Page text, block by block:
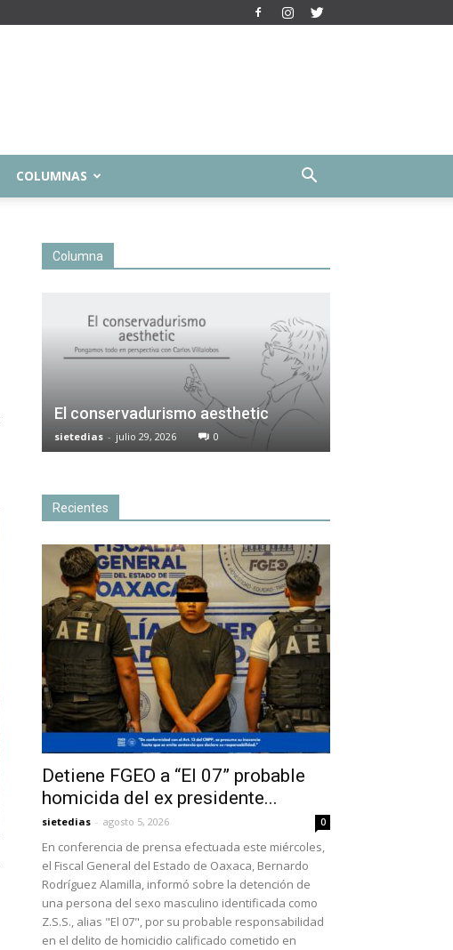
COLUMNAS
Columna
El conservadurismo aesthetic
sietedias - julio 29, 2026 0
Recientes
Detiene FGEO a “El 07” probable
homicida del ex presidente...
sietedias - agosto 5, 2026 0
En conferencia de prensa efectuada este miércoles,
el Fiscal General del Estado de Oaxaca, Bernardo
Rodríguez Alamilla, informó sobre la detención de
una persona del sexo masculino identificada como
Z.S.S., alias "El 07", por su probable responsabilidad
en el delito de homicidio calificado cometido en